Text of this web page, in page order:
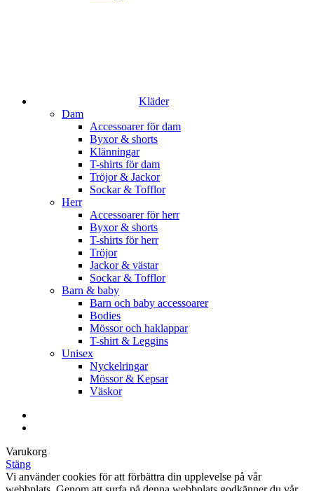
Kläder
Dam
Accessoarer för dam
Byxor & shorts
Klänningar
T-shirts för dam
Tröjor & Jackor
Sockar & Tofflor
Herr
Accessoarer för herr
Byxor & shorts
T-shirts för herr
Tröjor
Jackor & västar
Sockar & Tofflor
Barn & baby
Barn och baby accessoarer
Bodies
Mössor och haklappar
T-shirt & Leggins
Unisex
Nyckelringar
Mössor & Kepsar
Väskor
Varukorg
Stäng
Vi använder cookies för att förbättra din upplevelse på vår